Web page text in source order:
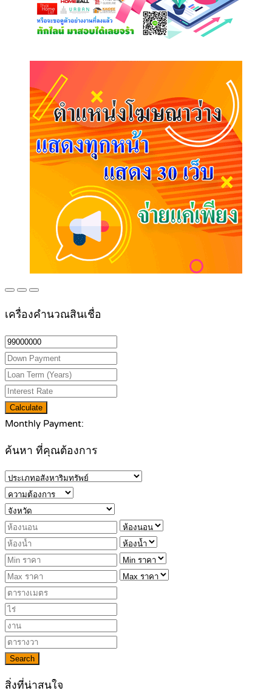
เครื่องคำนวณสินเชื่อ
Calculate
Monthly Payment:
ค้นหา ที่คุณต้องการ
Search
สิ่งที่น่าสนใจ